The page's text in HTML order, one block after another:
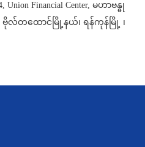
Financial Center, မဟာဗန္ဓု
လ်တထောင်မြို့နယ်၊ ရန်ကုန်မြို့ ၊